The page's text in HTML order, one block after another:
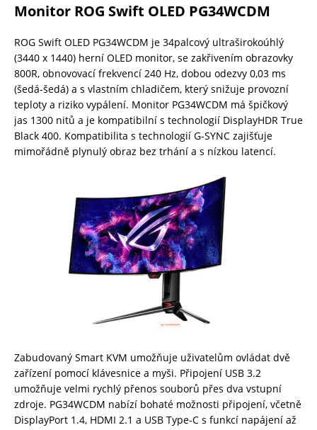
Monitor ROG Swift OLED PG34WCDM
ROG Swift OLED PG34WCDM je 34palcový ultraširokoúhlý
(3440 x 1440) herní OLED monitor, se zakřivením obrazovky
800R, obnovovací frekvencí 240 Hz, dobou odezvy 0,03 ms
(šedá-šedá) a s vlastním chladičem, který snižuje provozní
teploty a riziko vypálení. Monitor PG34WCDM má špičkový
jas 1300 nitů a je kompatibilní s technologií DisplayHDR True
Black 400. Kompatibilita s technologií G-SYNC zajišťuje
mimořádně plynulý obraz bez trhání a s nízkou latencí.
Zabudovaný Smart KVM umožňuje uživatelům ovládat dvě
zařízení pomocí klávesnice a myši. Připojení USB 3.2
umožňuje velmi rychlý přenos souborů přes dva vstupní
zdroje. PG34WCDM nabízí bohaté možnosti připojení, včetně
DisplayPort 1.4, HDMI 2.1 a USB Type-C s funkcí napájení až